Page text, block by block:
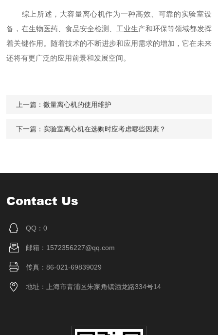
综上所述，大容量离心机作为一种高效、可靠的实验室设
备，在生物医药、食品安全检测、工业生产和环保等领域都发挥
着关键作用。随着技术的不断进步和应用需求的增加，它在未来
还将有更广泛的应用前景和发展空间。
上一篇：微量离心机的使用维护
下一篇： 实验室离心机在选购时应考虑哪些因素？
Contact Us
QQ：0
邮箱：1572356227@qq.com
传真：86-021-69839029
地址：上海市青浦区朱家角镇酒龙路334号14